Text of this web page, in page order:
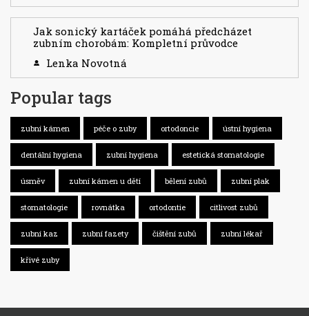
Jak sonický kartáček pomáhá předcházet
zubním chorobám: Kompletní průvodce
Lenka Novotná
Popular tags
zubní kámen péče o zuby ortodoncie ústní hygiena
dentální hygiena zubní hygiena estetická stomatologie
úsměv zubní kámen u dětí bělení zubů zubní plak
stomatologie rovnátka ortodontie citlivost zubů
zubní kaz zubní fazety čištění zubů zubní lékař
křivé zuby